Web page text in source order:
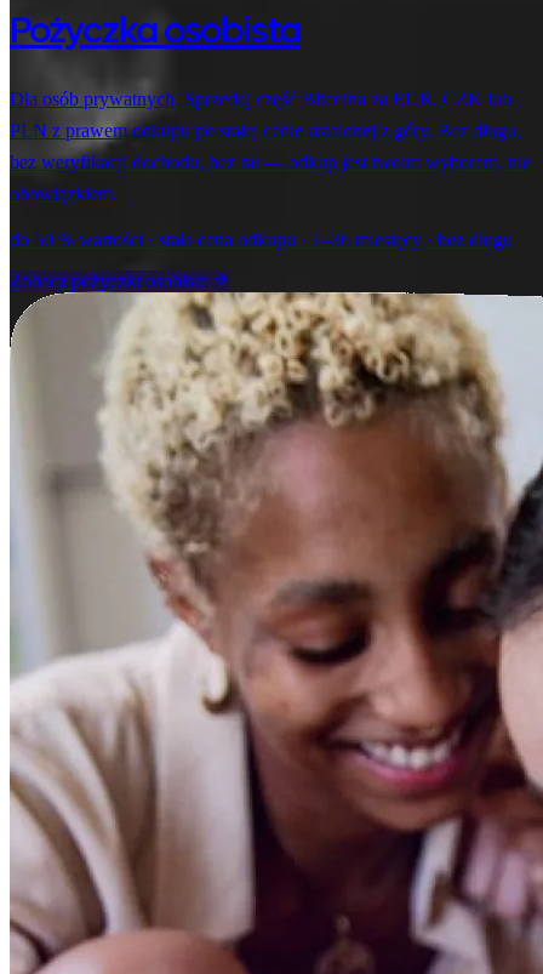
Pożyczka osobista
Dla osób prywatnych. Sprzedaj część Bitcoina za EUR, CZK lub
PLN z prawem odkupu po stałej cenie ustalonej z góry. Bez długu,
bez weryfikacji dochodu, bez rat — odkup jest twoim wyborem, nie
obowiązkiem.
do 50 % wartości · stała cena odkupu · 1–36 miesięcy · bez długu
Zobacz pożyczki osobiste